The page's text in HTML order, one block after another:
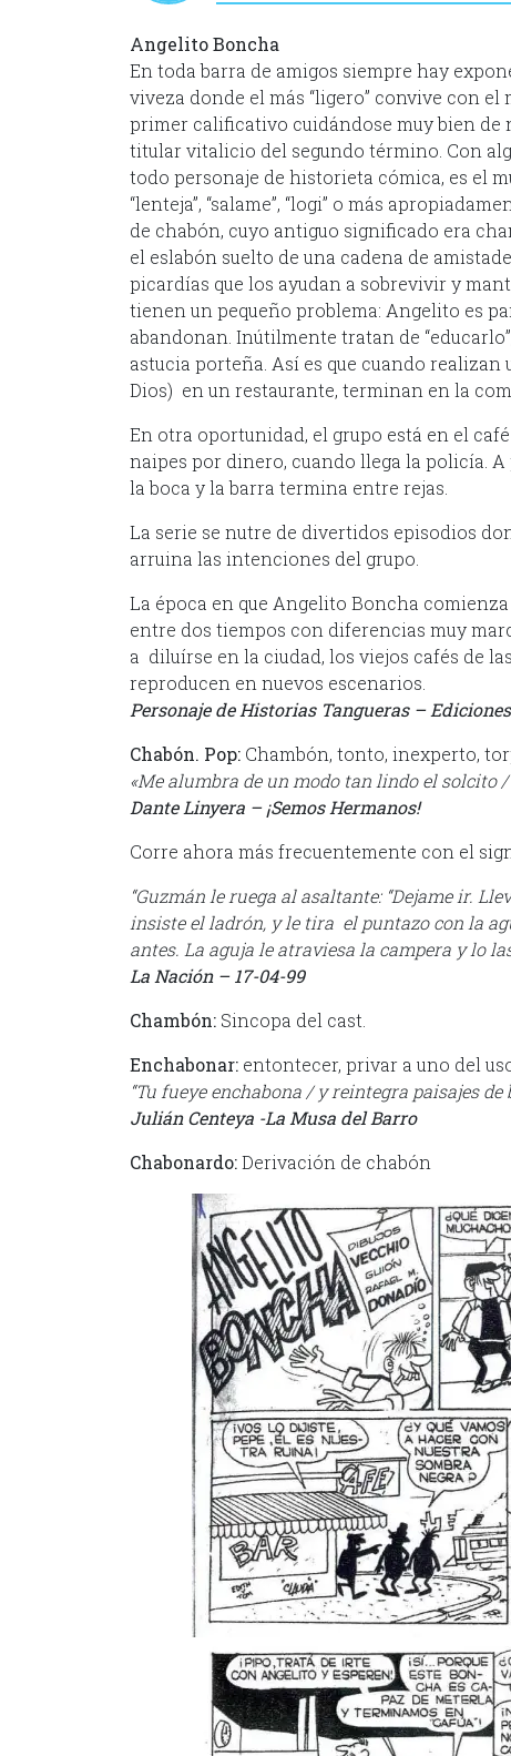
Angelito Boncha
En toda barra de amigos siempre hay
viveza donde el más “ligero” convive con
primer calificativo cuidándose muy bien de
titular vitalicio del segundo término. Con
todo personaje de historieta cómica, es el
“lenteja”, “salame”, “logi” o más
de chabón, cuyo antiguo significado era
el eslabón suelto de una cadena de
picardías que los ayudan a sobrevivir y
tienen un pequeño problema: Angelito es
abandonan. Inútilmente tratan de
astucia porteña. Así es que cuando realizan
Dios) en un restaurante, terminan en la
En otra oportunidad, el grupo está en el
naipes por dinero, cuando llega la policía.
la boca y la barra termina entre rejas.
La serie se nutre de divertidos episodios
arruina las intenciones del grupo.
La época en que Angelito Boncha
entre dos tiempos con diferencias muy
a diluírse en la ciudad, los viejos cafés de
reproducen en nuevos escenarios.
Personaje de Historias Tangueras –
Chabón. Pop: Chambón, tonto, inexperto,
«Me alumbra de un modo tan lindo el solcito
Dante Linyera – ¡Semos Hermanos!
Corre ahora más frecuentemente con el
“Guzmán le ruega al asaltante: “Dejame ir.
insiste el ladrón, y le tira el puntazo con la
antes. La aguja le atraviesa la campera y lo
La Nación – 17-04-99
Chambón: Sincopa del cast.
Enchabonar: entontecer, privar a uno del
“Tu fueye enchabona / y reintegra paisajes de
Julián Centeya -La Musa del Barro
Chabonardo:Derivación de chabón